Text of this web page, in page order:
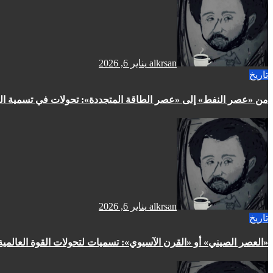
alkrsan يناير 6, 2026
تاريخ
​من «عصر النفط» إلى «عصر الطاقة المتجددة»: تحولات في تسمية
alkrsan يناير 6, 2026
تاريخ
​«العصر الصيني» أو «القرن الآسيوي»: تسميات لتحولات القوة